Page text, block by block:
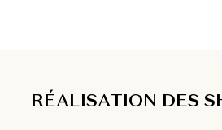
RÉALISATION DES